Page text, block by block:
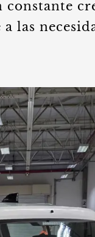
constante
las